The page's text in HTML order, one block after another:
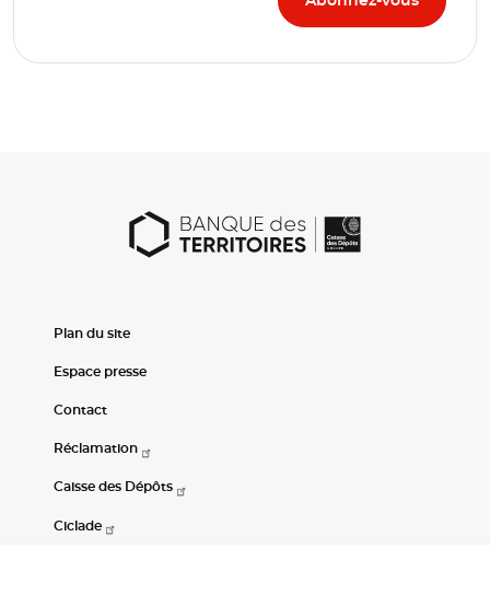
Plan du site
Espace presse
Contact
Réclamation
Caisse des Dépôts
Ciclade